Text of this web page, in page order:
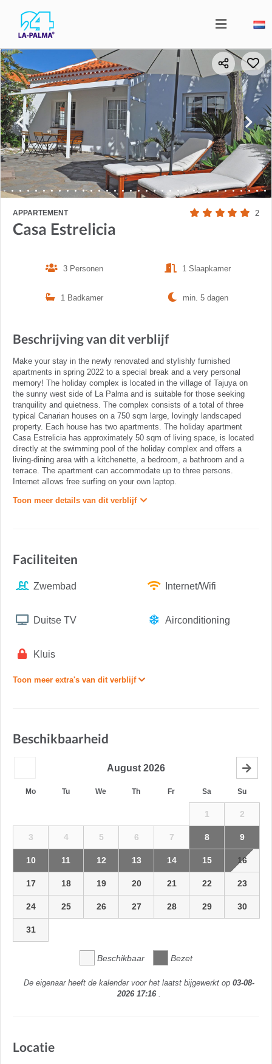
APPARTEMENT 2
Casa Estrelicia
3 Personen 1 Slaapkamer
1 Badkamer min. 5 dagen
Beschrijving van dit verblijf
Make your stay in the newly renovated and stylishly furnished
apartments in spring 2022 to a special break and a very personal
memory! The holiday complex is located in the village of Tajuya on
the sunny west side of La Palma and is suitable for those seeking
tranquility and quietness. The complex consists of a total of three
typical Canarian houses on a 750 sqm large, lovingly landscaped
property. Each house has two apartments. The holiday apartment
Casa Estrelicia has approximately 50 sqm of living space, is located
directly at the swimming pool of the holiday complex and offers a
living-dining area with a kitchenette, a bedroom, a bathroom and a
terrace. The apartment can accommodate up to three persons.
Internet allows free surfing on your own laptop.
Toon meer details van dit verblijf
Faciliteiten
Zwembad Internet/Wifi
Duitse TV Airconditioning
Kluis
Toon meer extra's van dit verblijf
Beschikbaarheid
August 2026
Mo Tu We Th Fr Sa Su
1 2
3 4 5 6 7 8 9
10 11 12 13 14 15 16
17 18 19 20 21 22 23
24 25 26 27 28 29 30
31
Beschikbaar Bezet
De eigenaar heeft de kalender voor het laatst bijgewerkt op 03-08-
2026 17:16 .
Locatie